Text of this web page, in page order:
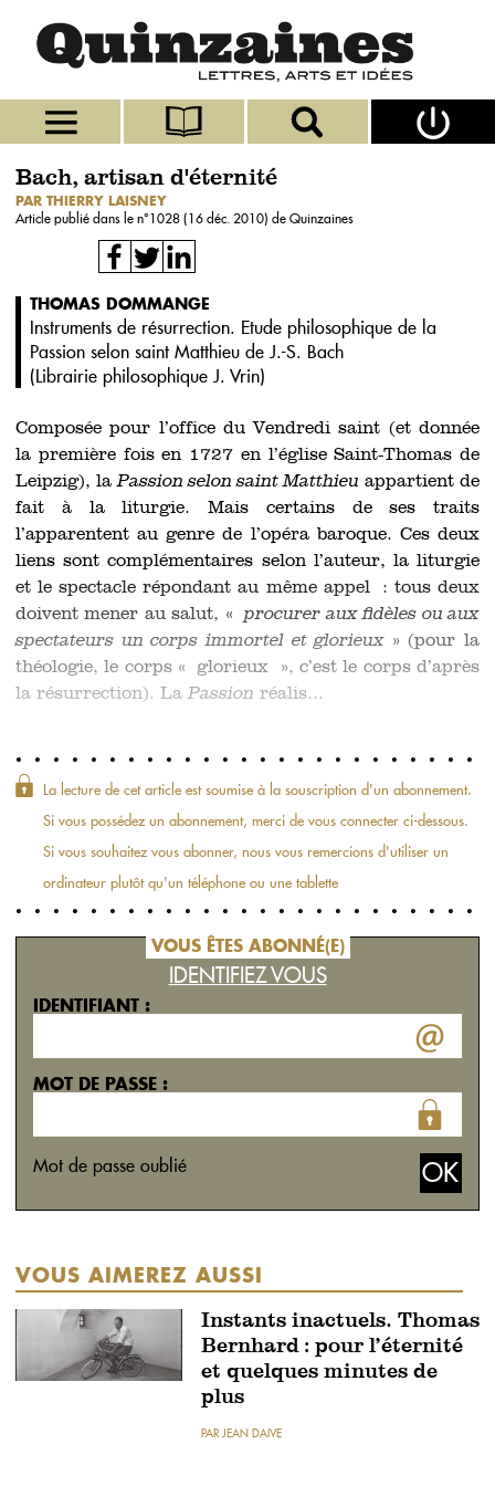
Bach, artisan d'éternité
PAR THIERRY LAISNEY
Article publié dans le n°1028 (16 déc. 2010) de Quinzaines
THOMAS DOMMANGE
Instruments de résurrection. Etude philosophique de la
Passion selon saint Matthieu de J.-S. Bach
(Librairie philosophique J. Vrin)
Composée pour l’office du Vendredi saint (et donnée
la première fois en 1727 en l’église Saint-Thomas de
Leipzig), laPassion selon saint Matthieu appartient de
fait à la liturgie. Mais certains de ses traits
l’apparentent au genre de l’opéra baroque. Ces deux
liens sont complémentaires selon l’auteur, la liturgie
et le spectacle répondant au même appel : tous deux
doivent mener au salut, «procurer aux fidèles ou aux
spectateurs un corps immortel et glorieux » (pour la
théologie, le corps « glorieux », c’est le corps d’après
la résurrection). LaPassion réalis...
La lecture de cet article est soumise à la souscription d'un abonnement.
Si vous possédez un abonnement, merci de vous connecter ci-dessous.
Si vous souhaitez vous abonner, nous vous remercions d'utiliser un
ordinateur plutôt qu'un téléphone ou une tablette
VOUS ÊTES ABONNÉ(E)
IDENTIFIEZ VOUS
IDENTIFIANT :
MOT DE PASSE :
Mot de passe oublié
VOUS AIMEREZ AUSSI
Instants inactuels. Thomas
Bernhard : pour l’éternité
et quelques minutes de
plus
PAR JEAN DAIVE